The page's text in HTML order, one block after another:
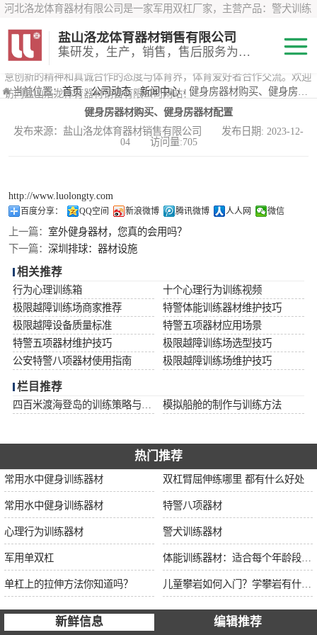
河北洛龙体育器材有限公司是一家军用双杠厂家，主营产品：警犬训练
*训练器材、400米障碍器材、军用单杠、军用双杠、军犬训练器材等训
练器材，咨询攀岩墙价格？在线咨询客服，公司以顾客至上的原则，锐
意创新的精神和真诚合作的态度与体育界，体育爱好者合作交流。欢迎
访问盐山洛龙体育器材销售有限公司网站！
盐山洛龙体育器材销售有限公司
集研发，生产，销售，售后服务为一体
当前位置：首页›公司动态›新闻中心› 健身房器材购买、健身房器材配置
健身房器材购买、健身房器材配置
发布来源：盐山洛龙体育器材销售有限公司 发布日期: 2023-12-
04 访问量:705
http://www.luolongty.com
百度分享： QQ空间 新浪微博 腾讯微博 人人网 微信
上一篇： 室外健身器材，您真的会用吗？
下一篇： 深圳排球：器材设施
相关推荐
行为心理训练箱
十个心理行为训练视频
极限越障训练场商家推荐
特警体能训练器材维护技巧
极限越障设备质量标准
特警五项器材应用场景
特警五项器材维护技巧
极限越障训练场选型技巧
公安特警八项器材使用指南
极限越障训练场维护技巧
栏目推荐
模拟船舱的制作与训练方法
热门推荐
常用水中健身训练器材 双杠臂屈伸练哪里 都有什么好处
常用水中健身训练器材 特警八项器材
心理行为训练器材 警犬训练器材
军用单双杠
单杠上的拉伸方法你知道吗？
新鲜信息 编辑推荐
200米障碍器材
心理行为训练器
警犬训练器材
军用单双杠
400米障碍器材